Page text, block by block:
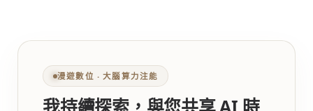
漫遊數位 ‧ 大腦算力注能
我持續探索，與您共享 AI 時